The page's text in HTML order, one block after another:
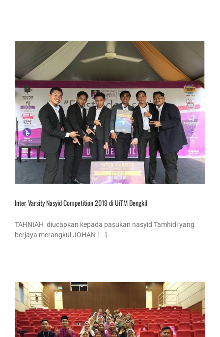
Inter Varsity Nasyid Competition 2019 di UiTM Dengkil
TAHNIAH diucapkan kepada pasukan nasyid Tamhidi yang
berjaya merangkul JOHAN [...]